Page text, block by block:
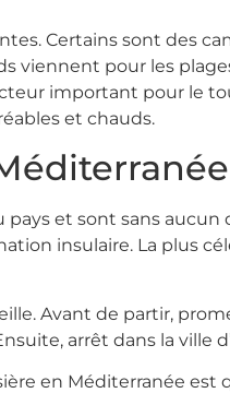
Certains sont des
viennent pour les
important pour le
et chauds.
et sont sans aucun
insulaire. La plus
Avant de partir,
arrêt dans la ville
en Méditerranée est